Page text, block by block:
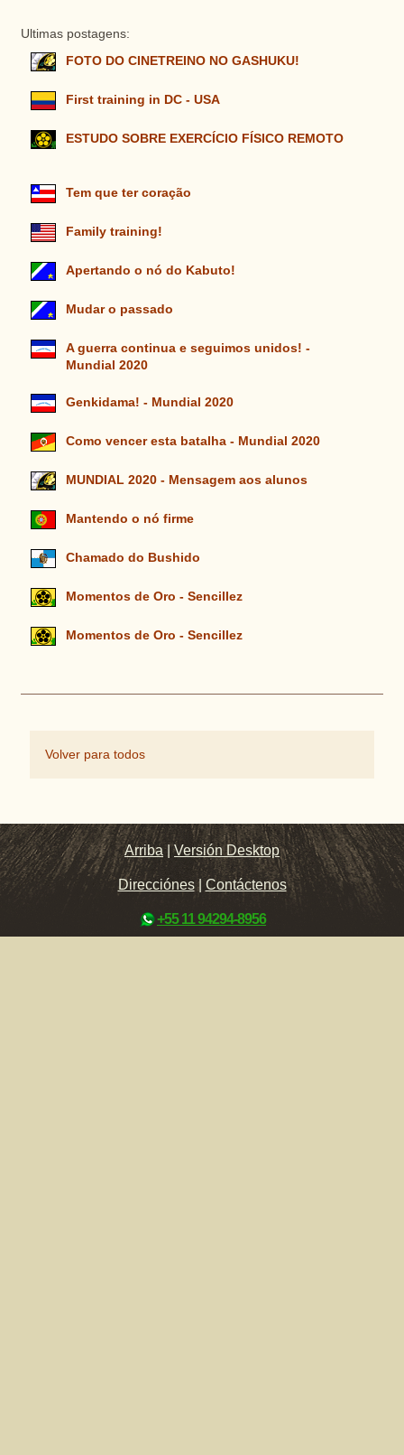
Ultimas postagens:
FOTO DO CINETREINO NO GASHUKU!
First training in DC - USA
ESTUDO SOBRE EXERCÍCIO FÍSICO REMOTO
Tem que ter coração
Family training!
Apertando o nó do Kabuto!
Mudar o passado
A guerra continua e seguimos unidos! -
Mundial 2020
Genkidama! - Mundial 2020
Como vencer esta batalha - Mundial 2020
MUNDIAL 2020 - Mensagem aos alunos
Mantendo o nó firme
Chamado do Bushido
Momentos de Oro - Sencillez
Momentos de Oro - Sencillez
Volver para todos
Arriba |Versión Desktop
Direcciónes| Contáctenos
+55 11 94294-8956